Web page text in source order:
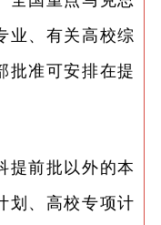
业、有关高校综
批准可安排在提
提前批以外的本
划、高校专项计